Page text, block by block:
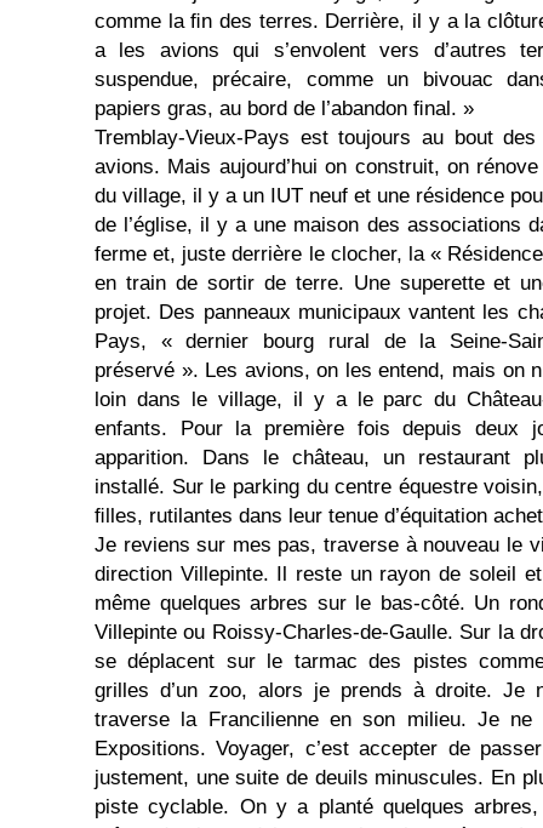
comme la ﬁn des terres. Derrière, il y a la
a les avions qui s’envolent vers d’autres
suspendue, précaire, comme un bivouac
papiers gras, au bord de l’abandon ﬁnal. »
Tremblay-Vieux-Pays est toujours au bout
avions. Mais aujour­d’hui on construit, on
du village, il y a un IUT neuf et une résidence
de l’église, il y a une maison des associations
ferme et, juste derrière le clocher, la «
en train de sortir de terre. Une superette et
projet. Des panneaux municipaux vantent les
Pays, « dernier bourg rural de la Seine-
préservé ». Les avions, on les entend, mais on
loin dans le village, il y a le parc du
enfants. Pour la première fois depuis deux
apparition. Dans le château, un restaurant
installé. Sur le parking du centre équestre
ﬁlles, rutilantes dans leur tenue d’équitation
Je reviens sur mes pas, traverse à nouveau le
direction Villepinte. Il reste un rayon de soleil
même quelques arbres sur le bas-côté. Un
Villepinte ou Roissy-Charles-de-Gaulle. Sur la
se déplacent sur le tarmac des pistes
grilles d’un zoo, alors je prends à droite. Je
traverse la Francilienne en son milieu. Je
Expositions. Voyager, c’est accepter de
justement, une suite de deuils minuscules. En
piste cyclable. On y a planté quelques